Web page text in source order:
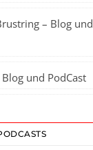
– Blog und
und PodCast